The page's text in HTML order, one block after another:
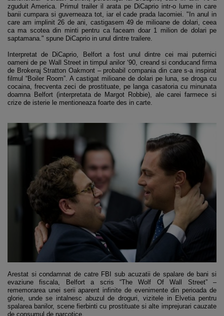
zguduit America. Primul trailer il arata pe DiCaprio intr-o lume in care
banii cumpara si guverneaza tot, iar el cade prada lacomiei. "In anul in
care am implinit 26 de ani, castigasem 49 de milioane de dolari, ceea
ca ma scotea din minti pentru ca faceam doar 1 milion de dolari pe
saptamana." spune DiCaprio in unul dintre trailere.
Interpretat de DiCaprio, Belfort a fost unul dintre cei mai puternici
oameni de pe Wall Street in timpul anilor ‘90, creand si conducand firma
de Brokeraj Stratton Oakmont – probabil compania din care s-a inspirat
filmul “Boiler Room”. A castigat milioane de dolari pe luna, se droga cu
cocaina, frecventa zeci de prostituate, pe langa casatoria cu minunata
doamna Belfort (interpretata de Margot Robbie), ale carei farmece si
crize de isterie le mentioneaza foarte des in carte.
Arestat si condamnat de catre FBI sub acuzatii de spalare de bani si
evaziune fiscala, Belfort a scris “The Wolf Of Wall Street” –
rememorarea unei serii aparent infinite de evenimente din perioada de
glorie, unde se intalnesc abuzul de droguri, vizitele in Elvetia pentru
spalarea banilor, scene fierbinti cu prostituate si alte imprejurari cauzate
de consumul de narcotice.